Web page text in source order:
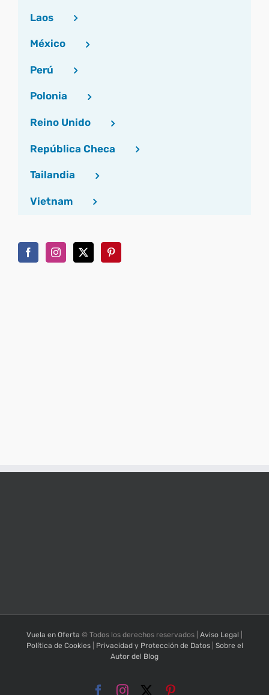
Laos
México
Perú
Polonia
Reino Unido
República Checa
Tailandia
Vietnam
Vuela en Oferta © Todos los derechos reservados | Aviso Legal
Política de Cookies| Privacidad y Protección de Datos| Sobre el
Autor del Blog
Facebook
Instagram